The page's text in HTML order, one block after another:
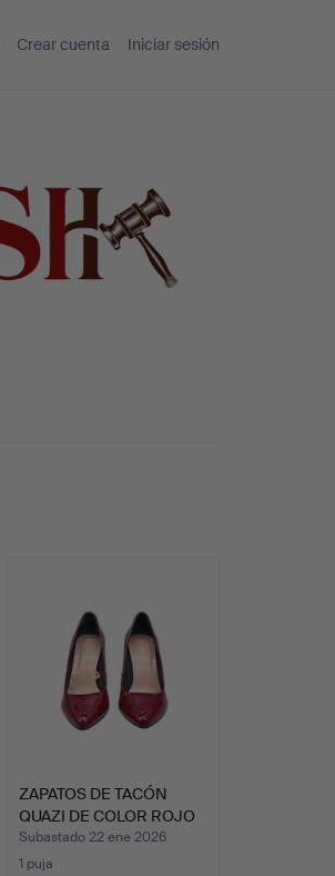
Crear cuenta Iniciar sesión
ZAPATOS DE TACÓN
QUAZI DE COLOR ROJO
BURDE…
Subastado 22 ene 2026
1 puja